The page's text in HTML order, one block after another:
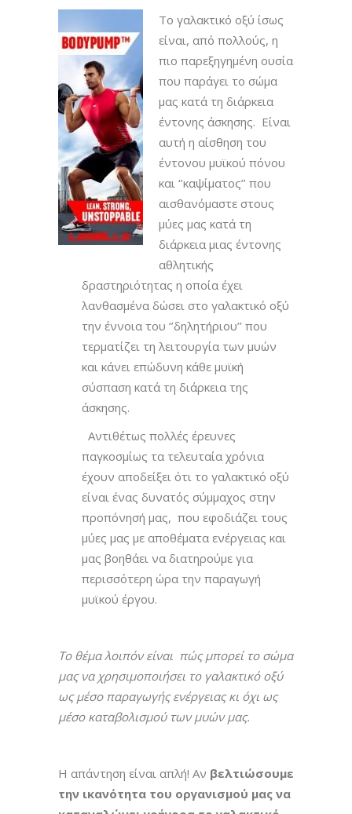
Το γαλακτικό οξύ ίσως
είναι, από πολλούς, η
πιο παρεξηγημένη ουσία
που παράγει το σώμα
μας κατά τη διάρκεια
έντονης άσκησης. Είναι
αυτή η αίσθηση του
έντονου μυϊκού πόνου
και ‘’καψίματος’’ που
αισθανόμαστε στους
μύες μας κατά τη
διάρκεια μιας έντονης
αθλητικής
δραστηριότητας η οποία έχει
λανθασμένα δώσει στο γαλακτικό οξύ
την έννοια του ‘’δηλητήριου’’ που
τερματίζει τη λειτουργία των μυών
και κάνει επώδυνη κάθε μυϊκή
σύσπαση κατά τη διάρκεια της
άσκησης.
Αντιθέτως πολλές έρευνες
παγκοσμίως τα τελευταία χρόνια
έχουν αποδείξει ότι το γαλακτικό οξύ
είναι ένας δυνατός σύμμαχος στην
προπόνησή μας, που εφοδιάζει τους
μύες μας με αποθέματα ενέργειας και
μας βοηθάει να διατηρούμε για
περισσότερη ώρα την παραγωγή
μυϊκού έργου.
Το θέμα λοιπόν είναι πώς μπορεί το σώμα
μας να χρησιμοποιήσει το γαλακτικό οξύ
ως μέσο παραγωγής ενέργειας κι όχι ως
μέσο καταβολισμού των μυών μας.
Η απάντηση είναι απλή! Αν βελτιώσουμε
την ικανότητα του οργανισμού μας να